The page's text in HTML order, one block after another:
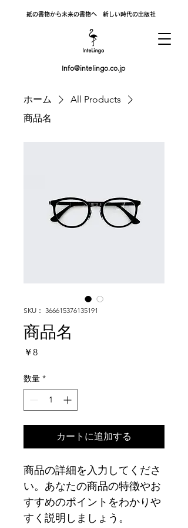
紙の書物から未来の書物へ 新しい時代の出版社
Info@intelingo.co.jp
ホーム
All Products
商品名
SKU： 366615376135191
商品名
￥8価
数量 *
カートに追加する
商品の詳細を入力してくださ
い。あなたの商品の特徴やお
すすめのポイントをわかりや
すく説明しましょう。